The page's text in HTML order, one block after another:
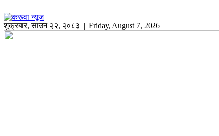
शुक्रबार,साउन २२, २०८३ | Friday, August 7, 2026